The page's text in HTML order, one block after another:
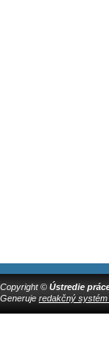
Copyright © Ústredie
Generuje redakčný systém